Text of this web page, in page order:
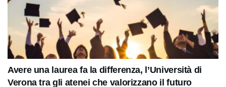
Avere una laurea fa la differenza, l’Università di
Verona tra gli atenei che valorizzano il futuro